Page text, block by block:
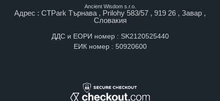
Ancient Wisdom s.r.o.
Адрес : CTPark Търнава , Prilohy 583/57 , 919 26 , Завар ,
Словакия
ДДС и ЕОРИ номер : SK2120525440
ЕИК номер : 50920600